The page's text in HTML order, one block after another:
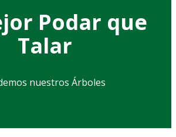
Podar que
Talar
nuestros Árboles